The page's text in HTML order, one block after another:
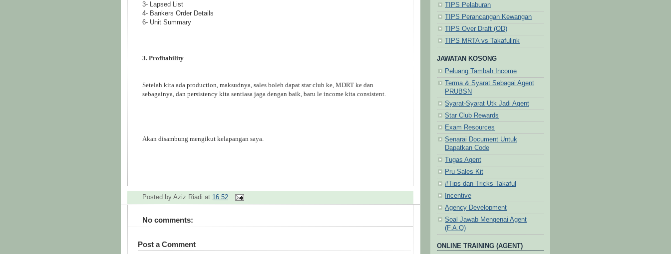
3- Lapsed List
4- Bankers Order Details
6- Unit Summary
3. Profitability
Setelah kita ada production, maksudnya, sales boleh dapat star club ke, MDRT ke dan
sebagainya, dan persistency kita sentiasa jaga dengan baik, baru le income kita consistent.
Akan disambung mengikut kelapangan saya.
Posted by Aziz Riadi at 16:52
No comments:
Post a Comment
TIPS Pelaburan
TIPS Perancangan Kewangan
TIPS Over Draft (OD)
TIPS MRTA vs Takafulink
JAWATAN KOSONG
Peluang Tambah Income
Terma & Syarat Sebagai Agent
PRUBSN
Syarat-Syarat Utk Jadi Agent
Star Club Rewards
Exam Resources
Senarai Document Untuk
Dapatkan Code
Tugas Agent
Pru Sales Kit
#Tips dan Tricks Takaful
Incentive
Agency Development
Soal Jawab Mengenai Agent
(F.A.Q)
ONLINE TRAINING (AGENT)